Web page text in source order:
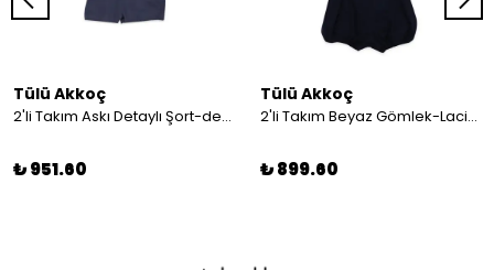
Tülü Akkoç
2'li Takım Askı Detaylı Şort-desenli Gömlek
₺ 951.60
Tülü Akkoç
2'li Takım Beyaz Gömlek-Lacivert Askılı Şort
₺ 899.60